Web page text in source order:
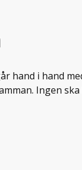
hand i hand
Ingen ska